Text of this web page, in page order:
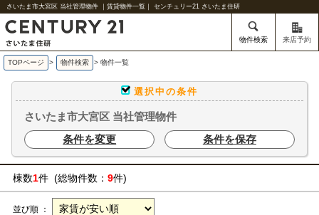
さいたま市大宮区 当社管理物件 ｜賃貸物件一覧｜ センチュリー21 さいたま住研
物件検索 来店予約
TOPページ > 物件検索 > 物件一覧
選択中の条件
さいたま市大宮区 当社管理物件
条件を変更
条件を保存
棟数1件 (総物件数： 9件)
並び順 ：